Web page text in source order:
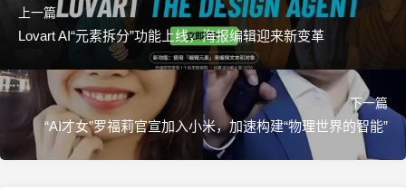
上一篇
Lovart AI“元素拆分”功能上线，海报编辑迎来新变革
下一篇
“AI才女”罗福莉官宣加入小米，加速构建“物理世界的智能”